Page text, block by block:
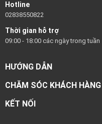
Hotline
02838550822
Thời gian hỗ trợ
09:00 - 18:00 các ngày trong tuần
HƯỚNG DẪN
CHĂM SÓC KHÁCH HÀNG
KẾT NỐI